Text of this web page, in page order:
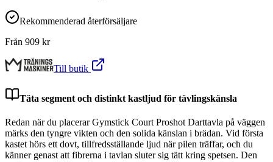
Rekommenderad återförsäljare
Från 909 kr
Till butik
Täta segment och distinkt kastljud för tävlingskänsla
Redan när du placerar Gymstick Court Proshot Darttavla på väggen
märks den tyngre vikten och den solida känslan i brädan. Vid första
kastet hörs ett dovt, tillfredsställande ljud när pilen träffar, och du
känner genast att fibrerna i tavlan sluter sig tätt kring spetsen. Den